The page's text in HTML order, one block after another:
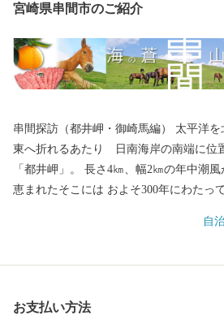
宮崎県串間市のご紹介
串間探訪（都井岬・御崎馬編） 太平洋を北上する黒潮がちょうど
東へ折れるあたり 日南海岸の南端に位
「都井岬」。 長さ4㎞、幅2㎞の年中潮
恵まれたそこには およそ300年にわたっ
に広がる御崎牧（みさきまき）に御崎馬
らモンゴルにかけて生息していたモウコ
自
お支払い方法